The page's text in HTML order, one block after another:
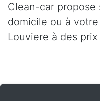
Clean-car propose
domicile ou à
Louviere à des